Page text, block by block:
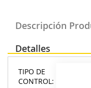
Descripción
Detalles
TIPO DE
CONTROL: